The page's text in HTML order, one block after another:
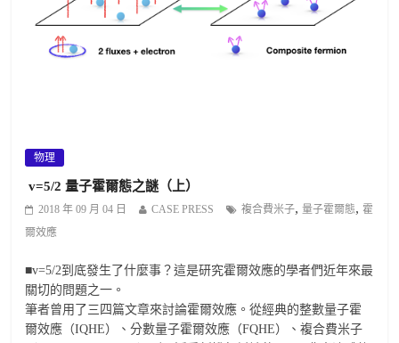
物理
v=5/2 量子霍爾態之謎（上）
2018 年 09 月 04 日 CASE PRESS 複合費米子,量子霍爾態, 霍
爾效應
■v=5/2到底發生了什麼事？這是研究霍爾效應的學者們近年來最
關切的問題之一。
筆者曾用了三四篇文章來討論霍爾效應。從經典的整數量子霍
爾效應（IQHE）、分數量子霍爾效應（FQHE）、複合費米子